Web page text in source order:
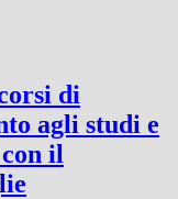
di
agli studi e
il